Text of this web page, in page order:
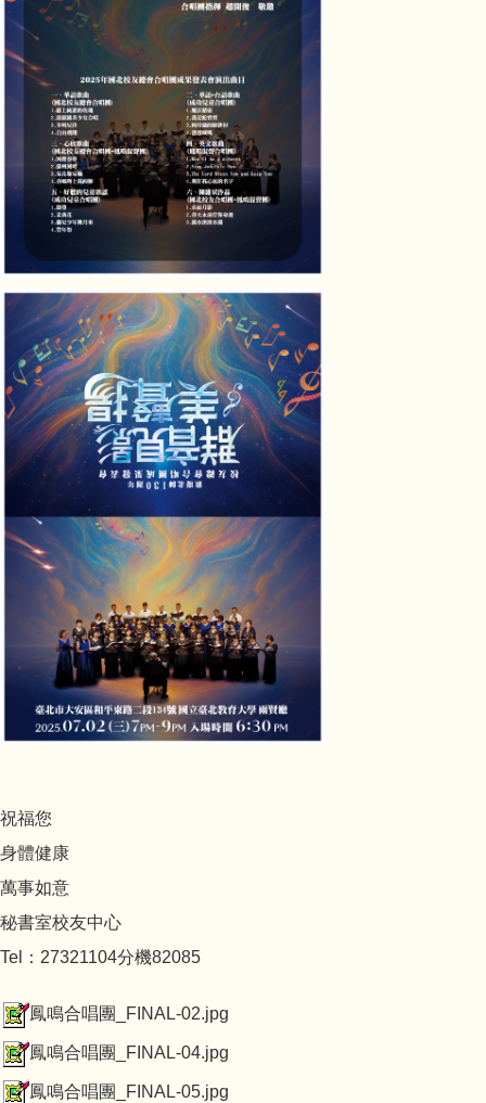
祝福您
身體健康
萬事如意
秘書室校友中心
Tel：27321104分機82085
鳳鳴合唱團_FINAL-02.jpg
鳳鳴合唱團_FINAL-04.jpg
鳳鳴合唱團_FINAL-05.jpg